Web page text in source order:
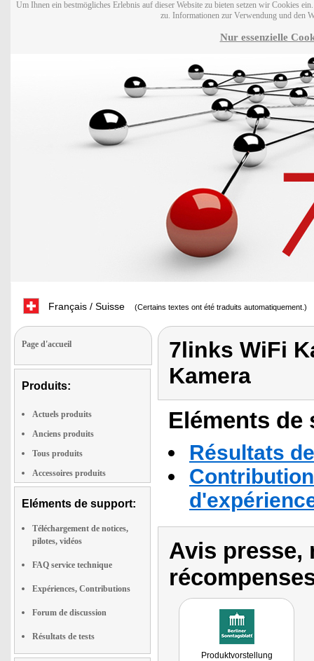
Um Ihnen ein bestmögliches Erlebnis auf dieser Website zu bieten setzen wir Cookies
zu. Informationen zur Verwendung und den
Nur essenzielle
Français / Suisse (Certains textes ont été traduits automatiquement.)
Page d'accueil
Produits:
Actuels produits
Anciens produits
Tous produits
Accessoires produits
Eléments de support:
Téléchargement de notices,
pilotes, vidéos
FAQ service technique
Expériences, Contributions
Forum de discussion
Résultats de tests
7links WiFi
Kamera
Eléments
Résultats
Avis presse,
Produktvorstellung